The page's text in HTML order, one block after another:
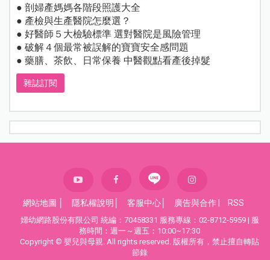
● 剖婦產媽媽各階段照護大全
● 產檢與生產醫院怎麼選？
● 好醫師５大檢驗標準 選對醫院是風險管理
● 破解４個最常被誤解的寶寶安全感問題
● 藥膳、茶飲、日常保養 中醫觀點看產後掉髮
雜誌訂閱
網站地圖 隱私權說明 客服中心 廣告與合作| RSS
婦幼網路股份有限公司 統編：70458331 服務專線：02-8712-5959 | 服
務時間：週一～週五：10:00~17:30
Copyright © 嬰兒與母親. All rights reserved. 版權所有，禁止擅自轉貼
節錄